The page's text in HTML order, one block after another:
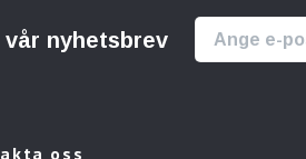
vår nyhetsbrev
oss